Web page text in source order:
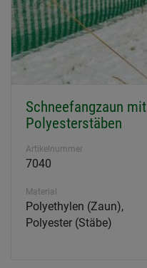
Schneefangzaun
Polyesterstäben
Artikelnummer
7040
Material
Polyethylen (Zaun),
Polyester (Stäbe)